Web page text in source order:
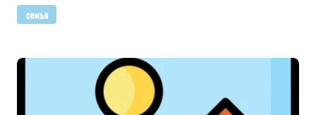
семья